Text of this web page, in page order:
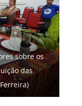
sobre os
das